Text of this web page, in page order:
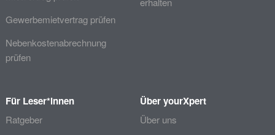
Gewerbemietvertrag prüfen
Nebenkostenabrechnung
prüfen
Für Leser*innen
Ratgeber
Über yourXpert
Über uns